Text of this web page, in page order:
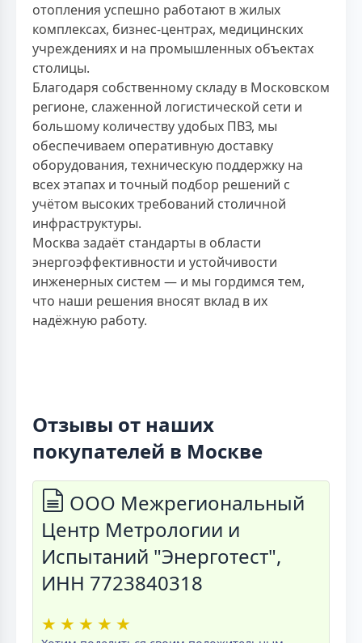
отопления успешно работают в жилых
комплексах, бизнес-центрах, медицинских
учреждениях и на промышленных объектах
столицы.
Благодаря собственному складу в Московском
регионе, слаженной логистической сети и
большому количеству удобых ПВЗ, мы
обеспечиваем оперативную доставку
оборудования, техническую поддержку на
всех этапах и точный подбор решений с
учётом высоких требований столичной
инфраструктуры.
Москва задаёт стандарты в области
энергоэффективности и устойчивости
инженерных систем — и мы гордимся тем,
что наши решения вносят вклад в их
надёжную работу.
Отзывы от наших
покупателей в Москве
ООО Межрегиональный
Центр Метрологии и
Испытаний "Энерготест",
ИНН 7723840318
★ ★ ★ ★ ★